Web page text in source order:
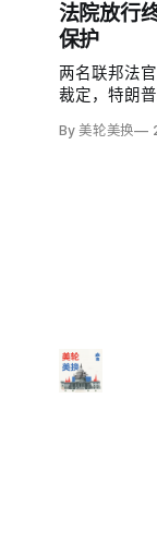
法院放行
保护
两名联邦法
裁定，特朗
南苏丹人和
By 美轮美换